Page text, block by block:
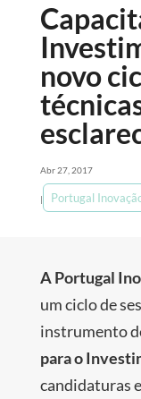
novo
Abr 27, 2017
| Portugal
APortugal
um ciclo de
instrumento
para o
candidaturas